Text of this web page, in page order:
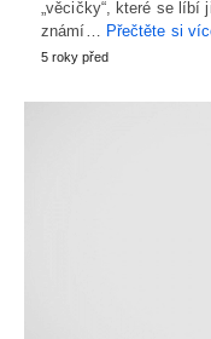
„věcičky“, které se
známí… Přečtěte si
5 roky před